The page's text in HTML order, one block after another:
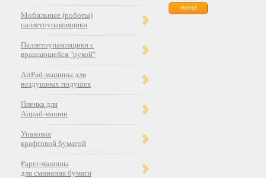
Мобильные (роботы)
паллетоупаковщики
Паллетоупаковщики с
вращающейся "рукой"
AirPad-машины для
воздушных подушек
Пленка для
Airpad-машин
Упаковка
крафтовой бумагой
Paper-машины
для сминания бумаги
назад